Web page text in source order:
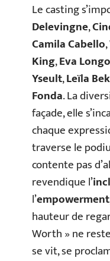
Le casting
Delevingne,
Camila Cabello,
King,Eva
Yseult,Leïla
Fonda. La
façade, elle
chaque
traverse le
contente pas
revendique l’
l’empowerment
hauteur de
Worth » ne
se vit, se